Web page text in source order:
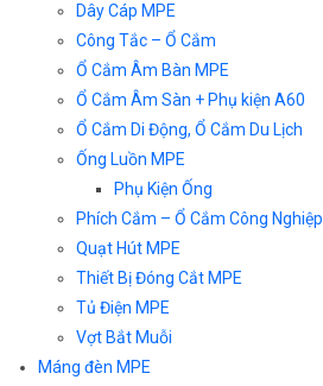
Dây Cáp MPE
Công Tắc – Ổ Cắm
Ổ Cắm Âm Bàn MPE
Ổ Cắm Âm Sàn + Phụ kiện A60
Ổ Cắm Di Động, Ổ Cắm Du Lịch
Ống Luồn MPE
Phụ Kiện Ống
Phích Cắm – Ổ Cắm Công Nghiệp
Quạt Hút MPE
Thiết Bị Đóng Cắt MPE
Tủ Điện MPE
Vợt Bắt Muỗi
Máng đèn MPE